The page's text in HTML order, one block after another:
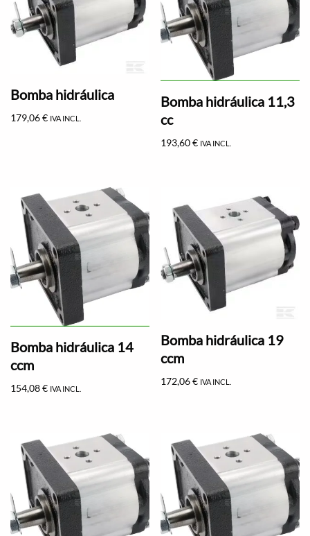
Bomba hidráulica
179,06€ IVA INCL.
Bomba hidráulica 11,3
cc
193,60€ IVA INCL.
Bomba hidráulica 14
ccm
154,08€ IVA INCL.
Bomba hidráulica 19
ccm
172,06€ IVA INCL.